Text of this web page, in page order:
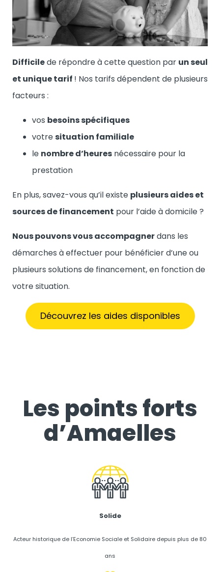
Difficilede répondre à cette question par un seul
et unique tarif ! Nos tarifs dépendent de plusieurs
facteurs :
vos besoins spécifiques
votre situation familiale
le nombre d’heures nécessaire pour la
prestation
En plus, savez-vous qu’il existe plusieurs aides et
sources de financement pour l’aide à domicile ?
Nous pouvons vous accompagnerdans les
démarches à effectuer pour bénéficier d’une ou
plusieurs solutions de financement, en fonction de
votre situation.
Découvrez les aides disponibles
Les points forts
d’Amaelles
Solide
Acteur historique de l’Economie Sociale et Solidaire depuis plus de 80
ans